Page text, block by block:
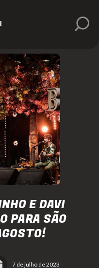
E DAVI
PARA SÃO
7 de julho de 2023